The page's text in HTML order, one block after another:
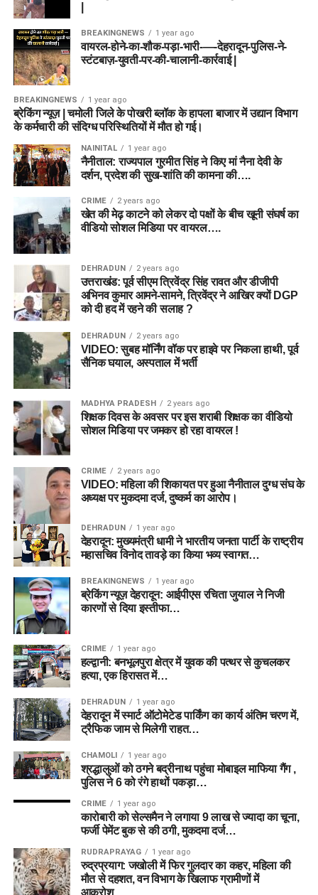
BREAKINGNEWS 1 year ago
वायरल-होने-का-शौक-पड़ा-भारी-—-देहरादून-पुलिस-ने-
स्टंटबाज़-युवती-पर-की-चालानी-कार्रवाई |
BREAKINGNEWS 1 year ago
ब्रेकिंग न्यूज़ | चमोली जिले के पोखरी ब्लॉक के हापला बाजार में उद्यान विभाग
के कर्मचारी की संदिग्ध परिस्थितियों में मौत हो गई।
NAINITAL 1 year ago
नैनीताल: राज्यपाल गुरमीत सिंह ने किए मां नैना देवी के
दर्शन, प्रदेश की सुख-शांति की कामना की….
CRIME 2 years ago
खेत की मेढ़ काटने को लेकर दो पक्षों के बीच खूनी संघर्ष का
वीडियो सोशल मिडिया पर वायरल….
DEHRADUN 2 years ago
उत्तराखंड: पूर्व सीएम त्रिवेंद्र सिंह रावत और डीजीपी
अभिनव कुमार आमने-सामने, त्रिवेंद्र ने आखिर क्यों DGP
को दी हद में रहने की सलाह ?
DEHRADUN 2 years ago
VIDEO: सुबह मॉर्निंग वॉक पर हाइवे पर निकला हाथी, पूर्व
सैनिक घयाल, अस्पताल में भर्ती
MADHYA PRADESH 2 years ago
शिक्षक दिवस के अवसर पर इस शराबी शिक्षक का वीडियो
सोशल मिडिया पर जमकर हो रहा वायरल !
CRIME 2 years ago
VIDEO: महिला की शिकायत पर हुआ नैनीताल दुग्ध संघ के
अध्यक्ष पर मुकदमा दर्ज, दुष्कर्म का आरोप।
DEHRADUN 1 year ago
देहरादून: मुख्यमंत्री धामी ने भारतीय जनता पार्टी के राष्ट्रीय
महासचिव विनोद तावड़े का किया भव्य स्वागत…
BREAKINGNEWS 1 year ago
ब्रेकिंग न्यूज़ देहरादून: आईपीएस रचिता जुयाल ने निजी
कारणों से दिया इस्तीफा…
CRIME 1 year ago
हल्द्वानी: बनभूलपुरा क्षेत्र में युवक की पत्थर से कुचलकर
हत्या, एक हिरासत में…
DEHRADUN 1 year ago
देहरादून में स्मार्ट ऑटोमेटेड पार्किंग का कार्य अंतिम चरण में,
ट्रैफिक जाम से मिलेगी राहत…
CHAMOLI 1 year ago
श्रद्धालुओं को ठगने बद्रीनाथ पहुंचा मोबाइल माफिया गैंग ,
पुलिस ने 6 को रंगे हाथों पकड़ा…
CRIME 1 year ago
कारोबारी को सेल्समैन ने लगाया 9 लाख से ज्यादा का चूना,
फर्जी पेमेंट बुक से की ठगी, मुकदमा दर्ज…
RUDRAPRAYAG 1 year ago
रुद्रप्रयाग: जखोली में फिर गुलदार का कहर, महिला की
मौत से दहशत, वन विभाग के खिलाफ ग्रामीणों में
आक्रोश….